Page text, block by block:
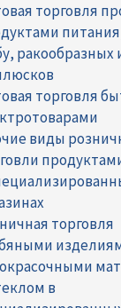
торговля
ракообразных
торговля
виды
торговля
в